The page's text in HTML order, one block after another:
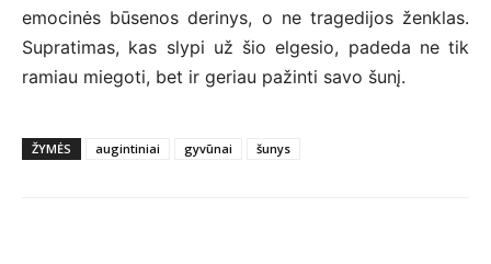
emocinės būsenos derinys, o ne tragedijos ženklas.
Supratimas, kas slypi už šio elgesio, padeda ne tik
ramiau miegoti, bet ir geriau pažinti savo šunį.
ŽYMĖS augintiniai gyvūnai šunys